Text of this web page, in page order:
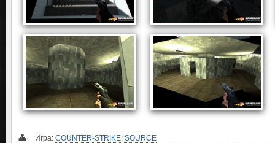
Игра: COUNTER-STRIKE: SOURCE